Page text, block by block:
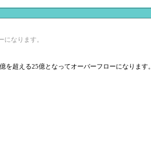
なります。
超える25億となってオーバーフローになります。